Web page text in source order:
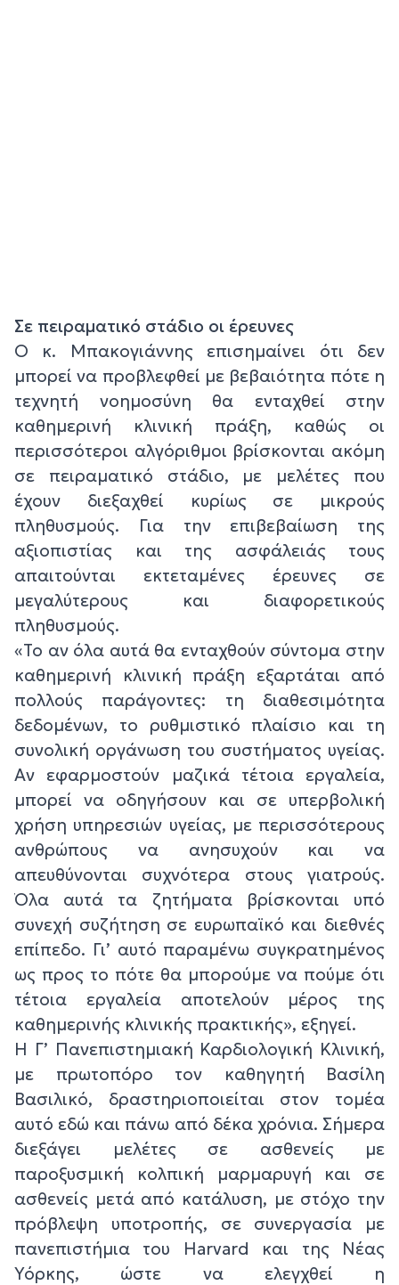
Σε πειραματικό στάδιο οι έρευνες
Ο κ. Μπακογιάννης επισημαίνει ότι δεν
μπορεί να προβλεφθεί με βεβαιότητα πότε η
τεχνητή νοημοσύνη θα ενταχθεί στην
καθημερινή κλινική πράξη, καθώς οι
περισσότεροι αλγόριθμοι βρίσκονται ακόμη
σε πειραματικό στάδιο, με μελέτες που
έχουν διεξαχθεί κυρίως σε μικρούς
πληθυσμούς. Για την επιβεβαίωση της
αξιοπιστίας και της ασφάλειάς τους
απαιτούνται εκτεταμένες έρευνες σε
μεγαλύτερους και διαφορετικούς
πληθυσμούς.
«Το αν όλα αυτά θα ενταχθούν σύντομα στην
καθημερινή κλινική πράξη εξαρτάται από
πολλούς παράγοντες: τη διαθεσιμότητα
δεδομένων, το ρυθμιστικό πλαίσιο και τη
συνολική οργάνωση του συστήματος υγείας.
Αν εφαρμοστούν μαζικά τέτοια εργαλεία,
μπορεί να οδηγήσουν και σε υπερβολική
χρήση υπηρεσιών υγείας, με περισσότερους
ανθρώπους να ανησυχούν και να
απευθύνονται συχνότερα στους γιατρούς.
Όλα αυτά τα ζητήματα βρίσκονται υπό
συνεχή συζήτηση σε ευρωπαϊκό και διεθνές
επίπεδο. Γι’ αυτό παραμένω συγκρατημένος
ως προς το πότε θα μπορούμε να πούμε ότι
τέτοια εργαλεία αποτελούν μέρος της
καθημερινής κλινικής πρακτικής», εξηγεί.
Η Γ’ Πανεπιστημιακή Καρδιολογική Κλινική,
με πρωτοπόρο τον καθηγητή Βασίλη
Βασιλικό, δραστηριοποιείται στον τομέα
αυτό εδώ και πάνω από δέκα χρόνια. Σήμερα
διεξάγει μελέτες σε ασθενείς με
παροξυσμική κολπική μαρμαρυγή και σε
ασθενείς μετά από κατάλυση, με στόχο την
πρόβλεψη υποτροπής, σε συνεργασία με
πανεπιστήμια του Harvard και της Νέας
Υόρκης, ώστε να ελεγχθεί η